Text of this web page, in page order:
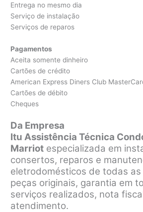
Entrega no mesmo dia
Serviço de instalação
Serviços de reparos
Pagamentos
Aceita somente dinheiro
Cartões de crédito
American Express Diners Club
Cartões de débito
Cheques
Da Empresa
Itu Assistência Técnica
Marriot especializada em
consertos, reparos e
eletrodomésticos de todas as
peças originais, garantia em
serviços realizados, nota
atendimento.